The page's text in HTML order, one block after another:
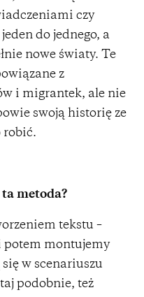
czy
do jednego, a
nowe światy. Te
z
i migrantek, ale nie
swoją historię ze
robić.
metoda?
tekstu –
potem montujemy
w scenariuszu
podobnie, też